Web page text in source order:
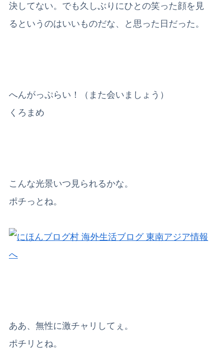
決してない。でも久しぶりにひとの笑った顔を見
るというのはいいものだな、と思った日だった。
へんがっぷらい！（また会いましょう）
くろまめ
こんな光景いつ見られるかな。
ポチっとね。
ああ、無性に激チャリしてぇ。
ポチリとね。